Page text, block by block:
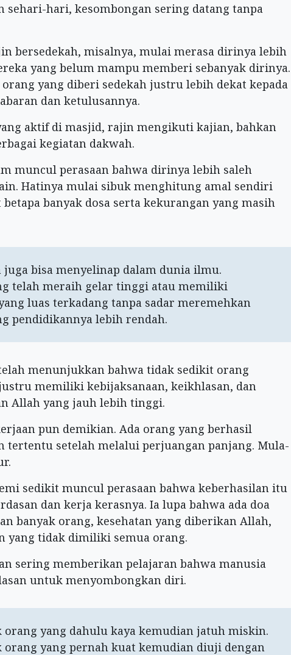
sehari-hari, kesombongan sering datang tanpa
bersedekah, misalnya, mulai merasa dirinya lebih
yang belum mampu memberi sebanyak dirinya.
orang yang diberi sedekah justru lebih dekat kepada
dan ketulusannya.
aktif di masjid, rajin mengikuti kajian, bahkan
kegiatan dakwah.
muncul perasaan bahwa dirinya lebih saleh
Hatinya mulai sibuk menghitung amal sendiri
banyak dosa serta kekurangan yang masih
juga bisa menyelinap dalam dunia ilmu.
telah meraih gelar tinggi atau memiliki
luas terkadang tanpa sadar meremehkan
pendidikannya lebih rendah.
menunjukkan bahwa tidak sedikit orang
memiliki kebijaksanaan, keikhlasan, dan
Allah yang jauh lebih tinggi.
pun demikian. Ada orang yang berhasil
tertentu setelah melalui perjuangan panjang. Mula-
sedikit muncul perasaan bahwa keberhasilan itu
dan kerja kerasnya. Ia lupa bahwa ada doa
banyak orang, kesehatan yang diberikan Allah,
yang tidak dimiliki semua orang.
sering memberikan pelajaran bahwa manusia
untuk menyombongkan diri.
orang yang dahulu kaya kemudian jatuh miskin.
orang yang pernah kuat kemudian diuji dengan